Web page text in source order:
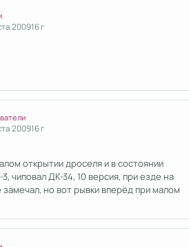
200916 г
200916 г
открытии дроселя и в состоянии
чиповал ДК-34, 10 версия, при езде на
замечал, но вот рывки вперёд при малом